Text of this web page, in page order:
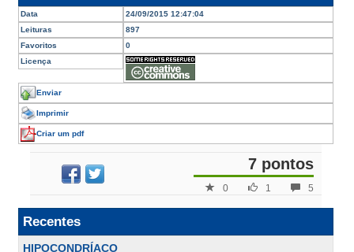
Data
24/09/2015 12:47:04
Leituras
897
Favoritos
0
Licença
Enviar
Imprimir
Criar um pdf
7 pontos
5
1
0
Recentes
HIPOCONDRÍACO